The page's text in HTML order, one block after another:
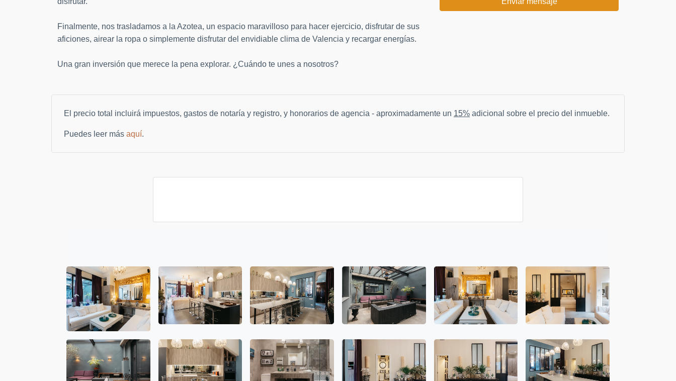
Finalmente, nos trasladamos a la Azotea, un espacio maravilloso para hacer ejercicio, disfrutar de sus
aficiones, airear la ropa o simplemente disfrutar del envidiable clima de Valencia y recargar energías.
Una gran inversión que merece la pena explorar. ¿Cuándo te unes a nosotros?
El precio total incluirá impuestos, gastos de notaría y registro, y honorarios de agencia - aproximadamente un 15% adicional sobre el precio del inmueble.
Puedes leer más aquí.